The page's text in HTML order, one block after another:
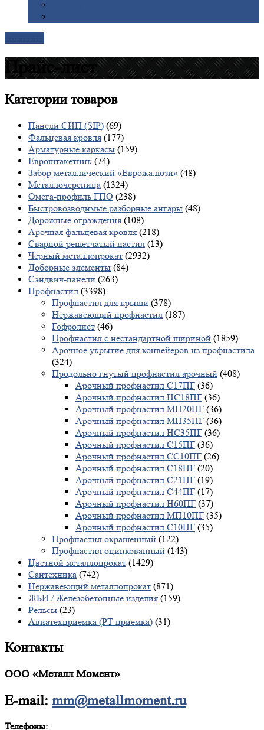
Прайс-лист
Категориитоваров
Панели СИП (SIP) (69)
Фальцевая кровля (177)
Арматурные каркасы (159)
Евроштакетник (74)
Забор металлический «Еврожалюзи» (48)
Металлочерепица (1324)
Омега-профиль ГПО (238)
Быстровозводимые разборные ангары (48)
Дорожные ограждения (108)
Арочная фальцевая кровля (218)
Сварной решетчатый настил (13)
Черный металлопрокат (2932)
Доборные элементы (84)
Сэндвич-панели (263)
Профнастил (3398)
Профнастил для крыши (378)
Нержавеющий профнастил (187)
Гофролист (46)
Профнастил с нестандартной шириной (1859)
Арочное укрытие для конвейеров из профнастила
(324)
Продольно гнутый профнастил арочный (408)
Арочный профнастил С17ПГ (36)
Арочный профнастил НС18ПГ (36)
Арочный профнастил МП20ПГ (36)
Арочный профнастил МП35ПГ (36)
Арочный профнастил НС35ПГ (36)
Арочный профнастил С15ПГ (36)
Арочный профнастил СС10ПГ (26)
Арочный профнастил С18ПГ (20)
Арочный профнастил С21ПГ (19)
Арочный профнастил С44ПГ (17)
Арочный профнастил Н60ПГ (37)
Арочный профнастил МП10ПГ (35)
Арочный профнастил С10ПГ (35)
Профнастил окрашенный (122)
Профнастил оцинкованный (143)
Цветной металлопрокат (1429)
Сантехника (742)
Нержавеющий металлопрокат (871)
ЖБИ / Железобетонные изделия (159)
Рельсы (23)
Авиатехприемка (РТ приемка) (31)
Контакты
ООО «Металл Момент»
E-mail: mm@metallmoment.ru
Телефоны: